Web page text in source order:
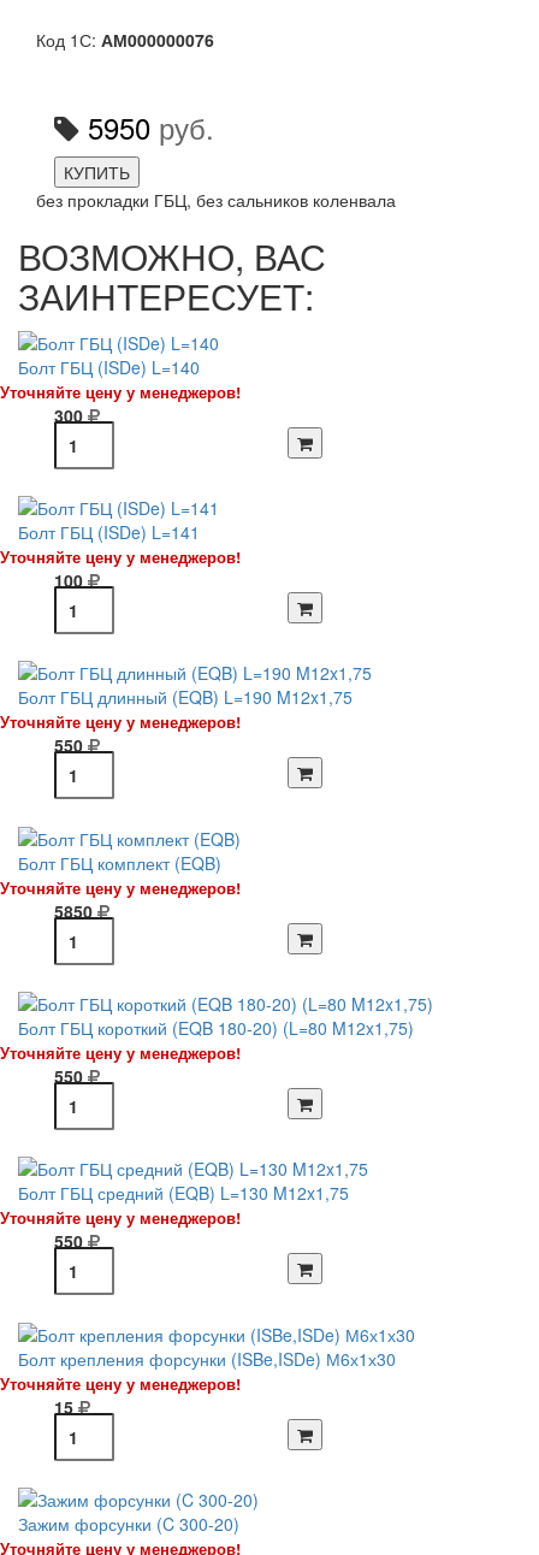
Код 1С: АМ000000076
5950 руб.
КУПИТЬ
без прокладки ГБЦ, без сальников коленвала
ВОЗМОЖНО, ВАС
ЗАИНТЕРЕСУЕТ:
Болт ГБЦ (ISDe) L=140
Уточняйте цену у менеджеров!
300
Болт ГБЦ (ISDe) L=141
Уточняйте цену у менеджеров!
100
Болт ГБЦ длинный (EQB) L=190 M12x1,75
Уточняйте цену у менеджеров!
550
Болт ГБЦ комплект (EQB)
Уточняйте цену у менеджеров!
5850
Болт ГБЦ короткий (EQB 180-20) (L=80 M12x1,75)
Уточняйте цену у менеджеров!
550
Болт ГБЦ средний (EQB) L=130 M12x1,75
Уточняйте цену у менеджеров!
550
Болт крепления форсунки (ISBe,ISDe) М6х1х30
Уточняйте цену у менеджеров!
15
Зажим форсунки (C 300-20)
Уточняйте цену у менеджеров!